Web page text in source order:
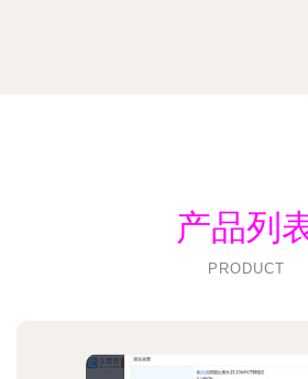
产品列
PRODUCT